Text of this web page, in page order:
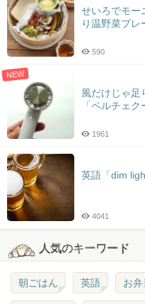
せいろでモー
り温野菜プレ
590
NEW
風だけじゃ足
「ペルチェ
1961
英語「dim
4041
人気のキーワード
朝ごはん 英語 お弁